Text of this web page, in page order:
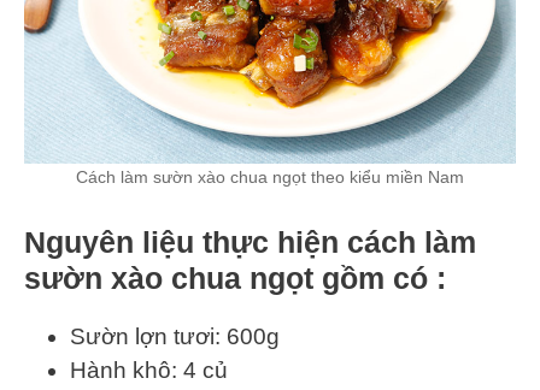
Cách làm sườn xào chua ngọt theo kiểu miền Nam
Nguyên liệu thực hiện cách làm
sườn xào chua ngọt gồm có :
Sườn lợn tươi: 600g
Hành khô: 4 củ